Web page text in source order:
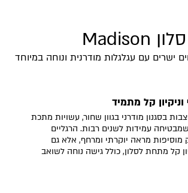
סלון Madison
ישרים עם עגלגלות מודרנית ונוחה במיוחד
קל מתמיד
בסגנון מודרני בגוון שחור, עשויות מתכת
עמידות לשנים רבות. הרגליים
מוסיפות מראה יוקרתי ומרחף, אלא גם
קל מתחת לסלון, כולל גישה נוחה לשואב